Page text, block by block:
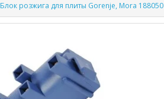
Блок розжига для плиты Gorenje, Mora 188050